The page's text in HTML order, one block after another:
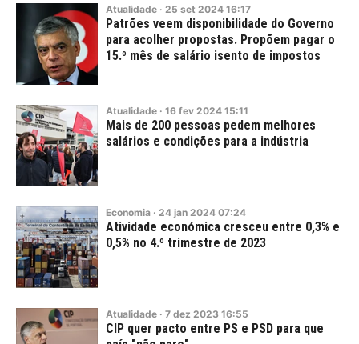
Atualidade · 25 set 2024 16:17
Patrões veem disponibilidade do Governo
para acolher propostas. Propõem pagar o
15.º mês de salário isento de impostos
Atualidade · 16 fev 2024 15:11
Mais de 200 pessoas pedem melhores
salários e condições para a indústria
Economia · 24 jan 2024 07:24
Atividade económica cresceu entre 0,3% e
0,5% no 4.º trimestre de 2023
Atualidade · 7 dez 2023 16:55
CIP quer pacto entre PS e PSD para que